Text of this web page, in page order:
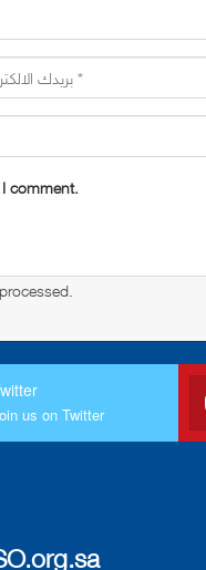
comment.
.
us on Twitter